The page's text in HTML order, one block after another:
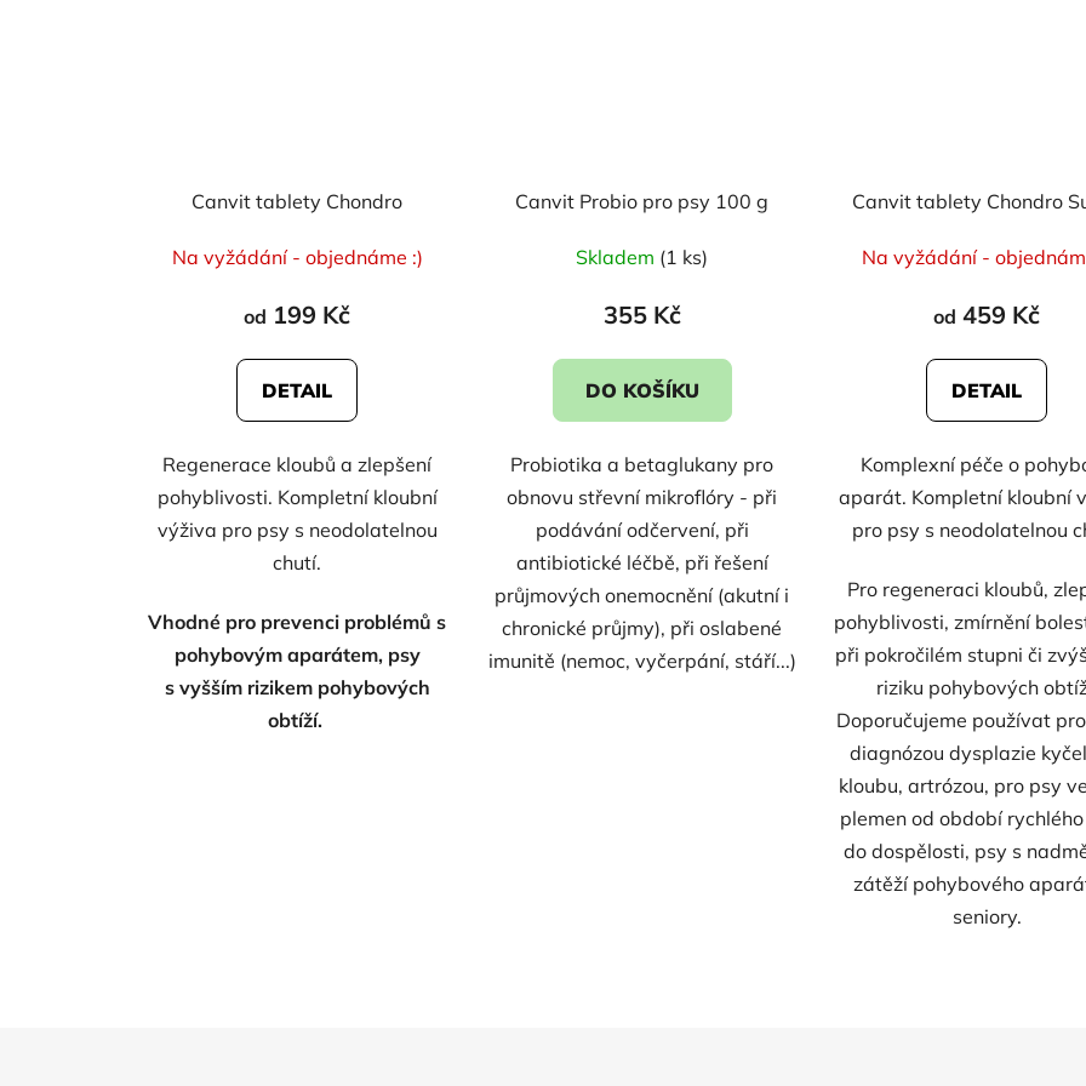
Canvit tablety Chondro
Na vyžádání - objednáme :)
od 199 Kč
DETAIL
Regenerace kloubů a zlepšení
pohyblivosti. Kompletní kloubní
výživa pro psy s neodolatelnou
chutí.
Vhodné pro prevenci problémů s
pohybovým aparátem, psy
s vyšším rizikem pohybových
obtíží.
Canvit Probio pro psy 100 g
Skladem (1 ks)
355 Kč
DO KOŠÍKU
Probiotika a betaglukany pro
obnovu střevní mikroflóry - při
podávání odčervení, při
antibiotické léčbě, při řešení
průjmových onemocnění (akutní i
chronické průjmy), při oslabené
imunitě (nemoc, vyčerpání, stáří...)
Canvit tablety Chondro
Na vyžádání -
od 459 Kč
DETAIL
Komplexní péče o
aparát. Kompletní kloubní
pro psy s neodolatelnou
Pro regeneraci kloubů,
pohyblivosti, zmírnění
při pokročilém stupni či
riziku pohybových
Doporučujeme používat
diagnózou dysplazie
kloubu, artrózou, pro psy
plemen od období
do dospělosti, psy s
zátěží pohybového
seniory.